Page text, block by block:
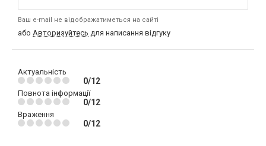
Ваш e-mail не відображатиметься на сайті
або Авторизуйтесь для написання відгуку
Актуальність
0/12
Повнота інформації
0/12
Враження
0/12